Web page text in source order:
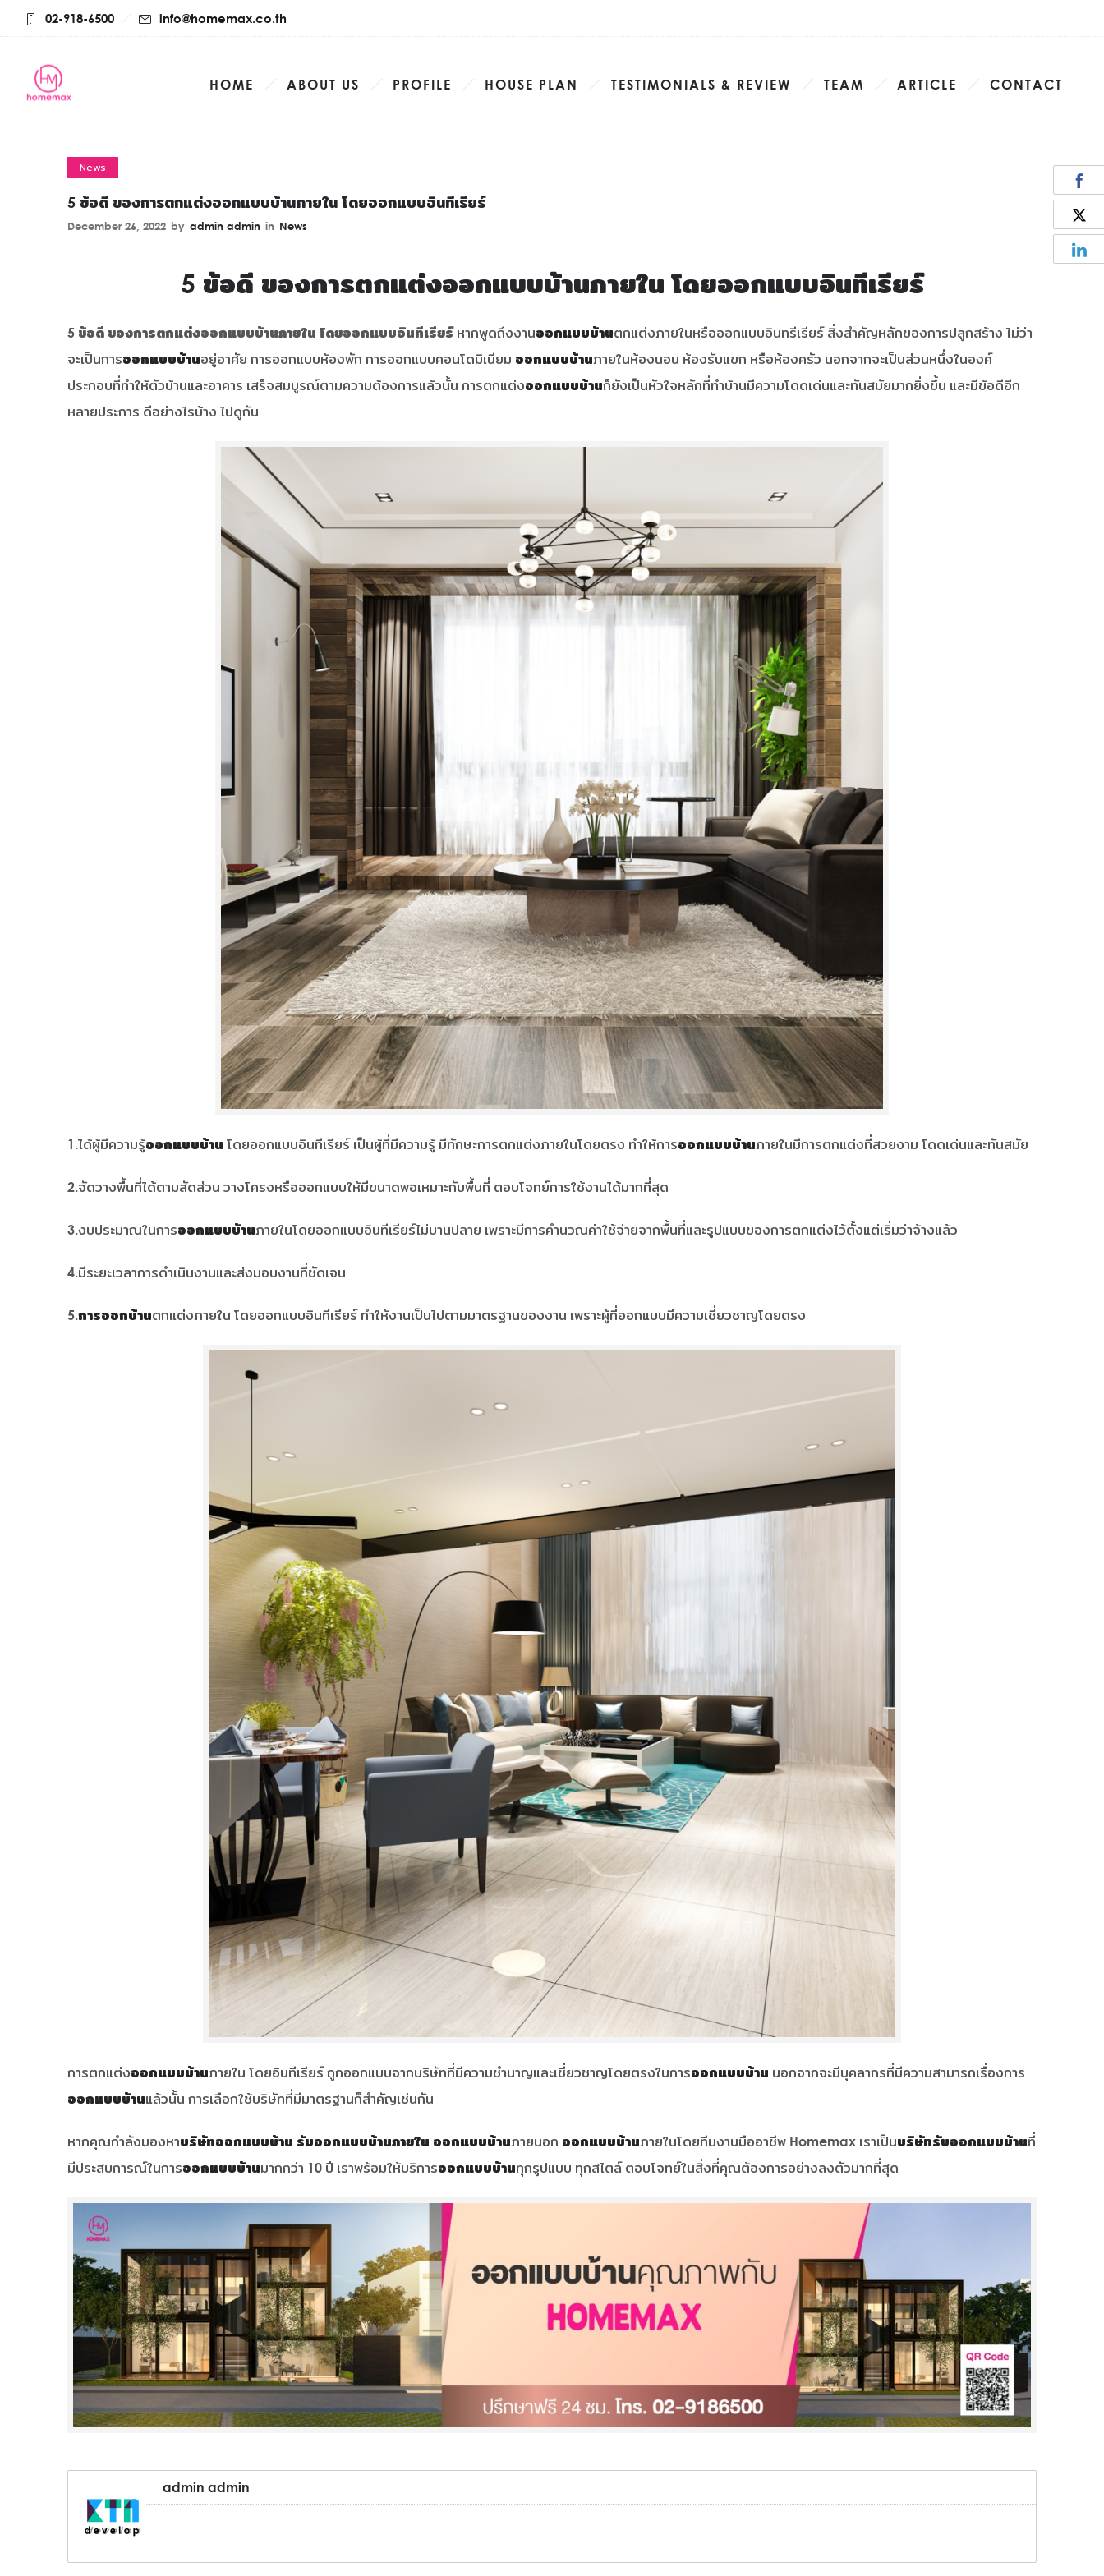
02-918-6500 info@homemax.co.th
HOME ABOUT US PROFILE HOUSE PLAN TESTIMONIALS & REVIEW TEAM ARTICLE CONTACT
News
5 ข้อดี ของการตกแต่งออกแบบบ้านภายใน โดยออกแบบอินทีเรียร์
December 26, 2022 by admin admin in News
5 ข้อดี ของการตกแต่งออกแบบบ้านภายใน โดยออกแบบอินทีเรียร์
5 ข้อดี ของการตกแต่งออกแบบบ้านภายใน โดยออกแบบอินทีเรียร์หากพูดถึงงานออกแบบบ้านตกแต่งภายในหรือออกแบบอินทรีเรียร์ สิ่งสำคัญหลักของการปลูกสร้าง ไม่ว่า
จะเป็นการออกแบบบ้านอยู่อาศัย การออกแบบห้องพัก การออกแบบคอนโดมิเนียม ออกแบบบ้านภายในห้องนอน ห้องรับแขก หรือห้องครัว นอกจากจะเป็นส่วนหนึ่งในองค์
ประกอบที่ทำให้ตัวบ้านและอาคาร เสร็จสมบูรณ์ตามความต้องการแล้วนั้น การตกแต่งออกแบบบ้านก็ยังเป็นหัวใจหลักที่ทำบ้านมีความโดดเด่นและทันสมัยมากยิ่งขึ้น และมีข้อดีอีก
หลายประการ ดีอย่างไรบ้าง ไปดูกัน
1.ได้ผู้มีความรู้ออกแบบบ้าน โดยออกแบบอินทีเรียร์ เป็นผู้ที่มีความรู้ มีทักษะการตกแต่งภายในโดยตรง ทำให้การออกแบบบ้านภายในมีการตกแต่งที่สวยงาม โดดเด่นและทันสมัย
2.จัดวางพื้นที่ได้ตามสัดส่วน วางโครงหรือออกแบบให้มีขนาดพอเหมาะกับพื้นที่ ตอบโจทย์การใช้งานได้มากที่สุด
3.งบประมาณในการออกแบบบ้านภายในโดยออกแบบอินทีเรียร์ไม่บานปลาย เพราะมีการคำนวณค่าใช้จ่ายจากพื้นที่และรูปแบบของการตกแต่งไว้ตั้งแต่เริ่มว่าจ้างแล้ว
4.มีระยะเวลาการดำเนินงานและส่งมอบงานที่ชัดเจน
5.การออกบ้านตกแต่งภายใน โดยออกแบบอินทีเรียร์ ทำให้งานเป็นไปตามมาตรฐานของงาน เพราะผู้ที่ออกแบบมีความเชี่ยวชาญโดยตรง
การตกแต่งออกแบบบ้านภายใน โดยอินทีเรียร์ ถูกออกแบบจากบริษัทที่มีความชำนาญและเชี่ยวชาญโดยตรงในการออกแบบบ้าน นอกจากจะมีบุคลากรที่มีความสามารถเรื่องการ
ออกแบบบ้านแล้วนั้น การเลือกใช้บริษัทที่มีมาตรฐานก็สำคัญเช่นกัน
หากคุณกำลังมองหาบริษัทออกแบบบ้าน รับออกแบบบ้านภายใน ออกแบบบ้านภายนอก ออกแบบบ้านภายในโดยทีมงานมืออาชีพ Homemax เราเป็นบริษัทรับออกแบบบ้านที่
มีประสบการณ์ในการออกแบบบ้านมากกว่า 10 ปี เราพร้อมให้บริการออกแบบบ้านทุกรูปแบบ ทุกสไตล์ ตอบโจทย์ในสิ่งที่คุณต้องการอย่างลงตัวมากที่สุด
admin admin